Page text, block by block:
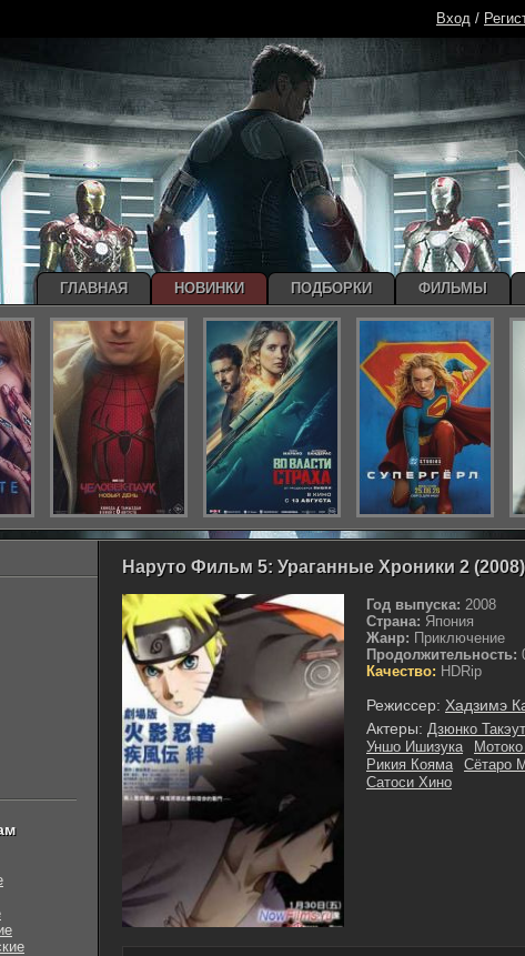
Наруто Фильм 5: Ураганные Хроники 2 (2008)
Год выпуска: 2008
Страна: Япония
Жанр: Приключение
Продолжительность:
Качество: HDRip
Режиссер: Хадзимэ
Актеры: Дзюнко
Уншо Ишизука
Рикия Кояма
Сётаро
Сатоси Хино
Вход /
ГЛАВНАЯ НОВИНКИ ПОДБОРКИ ФИЛЬМЫ